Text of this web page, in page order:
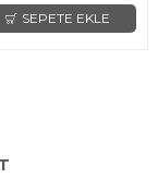
SEPETE EKLE